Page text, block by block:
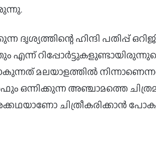
ഹിന്ദി പതിപ്പ്
മലയാളത്തിൽ
അഞ്ചാമത്തെ
ചിത്രീകരിക്കാൻ